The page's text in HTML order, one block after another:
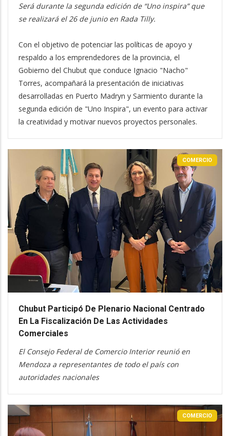
Será durante la segunda edición de “Uno inspira” que
se realizará el 26 de junio en Rada Tilly.
Con el objetivo de potenciar las políticas de apoyo y
respaldo a los emprendedores de la provincia, el
Gobierno del Chubut que conduce Ignacio "Nacho"
Torres, acompañará la presentación de iniciativas
desarrolladas en Puerto Madryn y Sarmiento durante la
segunda edición de "Uno Inspira", un evento para activar
la creatividad y motivar nuevos proyectos personales.
COMERCIO
Chubut Participó De Plenario Nacional Centrado
En La Fiscalización De Las Actividades
Comerciales
El Consejo Federal de Comercio Interior reunió en
Mendoza a representantes de todo el país con
autoridades nacionales
COMERCIO